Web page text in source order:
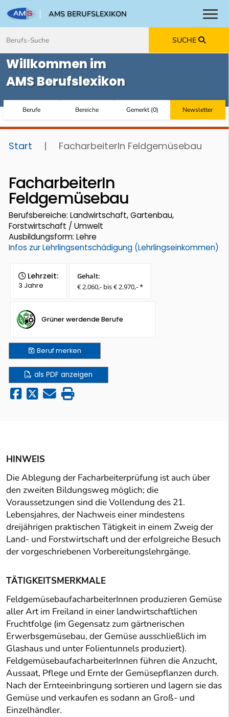
AMS BERUFSLEXIKON
SUCHE
Willkommen im
AMS Berufslexikon
Berufe Bereiche Gemerkt(0) Newsletter
Start | FacharbeiterIn Feldgemüsebau
FacharbeiterIn
Feldgemüsebau
Berufsbereiche: Landwirtschaft, Gartenbau,
Forstwirtschaft / Umwelt
Ausbildungsform: Lehre
Infos zur Lehrlingsentschädigung (Lehrlingseinkommen)
Lehrzeit:
3 Jahre
Gehalt:
€ 2.060,- bis € 2.970,- *
Grüner werdende Berufe
Berufmerken
als PDF anzeigen
HINWEIS
Die Ablegung der Facharbeiterprüfung ist auch über
den zweiten Bildungsweg möglich; die
Voraussetzungen sind die Vollendung des 21.
Lebensjahres, der Nachweis einer mindestens
dreijährigen praktischen Tätigkeit in einem Zweig der
Land- und Forstwirtschaft und der erfolgreiche Besuch
der vorgeschriebenen Vorbereitungslehrgänge.
TÄTIGKEITSMERKMALE
FeldgemüsebaufacharbeiterInnen produzieren Gemüse
aller Art im Freiland in einer landwirtschaftlichen
Fruchtfolge (im Gegensatz zum gärtnerischen
Erwerbsgemüsebau, der Gemüse ausschließlich im
Glashaus und unter Folientunnels produziert).
FeldgemüsebaufacharbeiterInnen führen die Anzucht,
Aussaat, Pflege und Ernte der Gemüsepflanzen durch.
Nach der Ernteeinbringung sortieren und lagern sie das
Gemüse und verkaufen es sodann an Groß- und
Einzelhändler.